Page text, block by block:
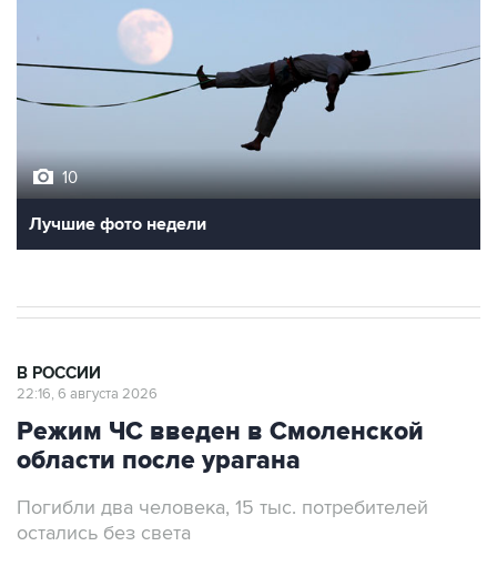
10
Лучшие фото недели
В РОССИИ
22:16, 6 августа 2026
Режим ЧС введен в Смоленской
области после урагана
Погибли два человека, 15 тыс. потребителей
остались без света